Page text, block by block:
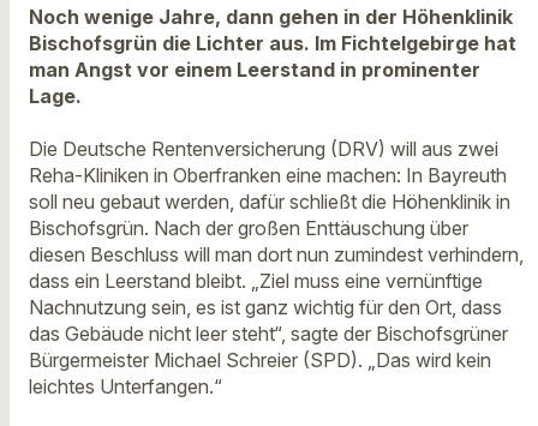
Noch wenige Jahre, dann gehen in der Höhenklinik
Bischofsgrün die Lichter aus. Im Fichtelgebirge hat
man Angst vor einem Leerstand in prominenter
Lage.
Die Deutsche Rentenversicherung (DRV) will aus zwei
Reha-Kliniken in Oberfranken eine machen: In Bayreuth
soll neu gebaut werden, dafür schließt die Höhenklinik in
Bischofsgrün. Nach der großen Enttäuschung über
diesen Beschluss will man dort nun zumindest verhindern,
dass ein Leerstand bleibt. „Ziel muss eine vernünftige
Nachnutzung sein, es ist ganz wichtig für den Ort, dass
das Gebäude nicht leer steht“, sagte der Bischofsgrüner
Bürgermeister Michael Schreier (SPD). „Das wird kein
leichtes Unterfangen.“